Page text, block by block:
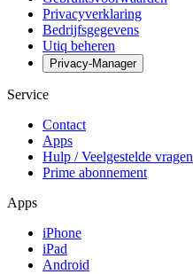
Privacyverklaring
Bedrijfsgegevens
Utiq beheren
Privacy-Manager
Service
Contact
Apps
Hulp / Veelgestelde vragen
Prime abonnement
Apps
iPhone
iPad
Android